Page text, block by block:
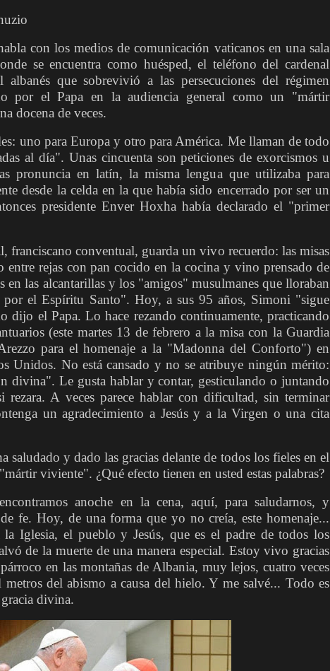
con los medios de comunicación vaticanos en una sala
se encuentra como huésped, el teléfono del cardenal
albanés que sobrevivió a las persecuciones del régimen
por el Papa en la audiencia general como un "mártir
docena de veces.
uno para Europa y otro para América. Me llaman de todo
al día". Unas cincuenta son peticiones de exorcismos u
pronuncia en latín, la misma lengua que utilizaba para
desde la celda en la que había sido encerrado por ser un
presidente Enver Hoxha había declarado el "primer
franciscano conventual, guarda un vivo recuerdo: las misas
entre rejas con pan cocido en la cocina y vino prensado de
en las alcantarillas y los "amigos" musulmanes que lloraban
por el Espíritu Santo". Hoy, a sus 95 años, Simoni "sigue
dijo el Papa. Lo hace rezando continuamente, practicando
(este martes 13 de febrero a la misa con la Guardia
para el homenaje a la "Madonna del Conforto") en
Unidos. No está cansado y no se atribuye ningún mérito:
divina". Le gusta hablar y contar, gesticulando o juntando
rezara. A veces parece hablar con dificultad, sin terminar
un agradecimiento a Jesús y a la Virgen o una cita
saludado y dado las gracias delante de todos los fieles en el
viviente". ¿Qué efecto tienen en usted estas palabras?
anoche en la cena, aquí, para saludarnos, y
fe. Hoy, de una forma que yo no creía, este homenaje...
Iglesia, el pueblo y Jesús, que es el padre de todos los
de la muerte de una manera especial. Estoy vivo gracias
en las montañas de Albania, muy lejos, cuatro veces
del abismo a causa del hielo. Y me salvé... Todo es
divina.